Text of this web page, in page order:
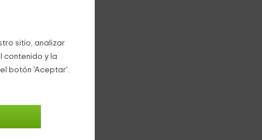
sitio, analizar
contenido y la
botón 'Aceptar'.